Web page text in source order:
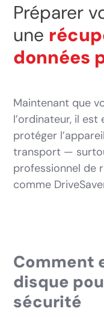
Préparer
une
données
Maintenant que
l’ordinateur, il
protéger
transport —
professionnel de
comme
Comment
disque
sécurité